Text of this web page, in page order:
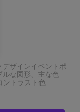
ザインイベントポ
ルな図形、主な色
ントラスト色